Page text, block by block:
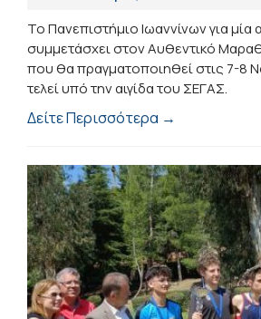
Το Πανεπιστήμιο Ιωαννίνων για μία
συμμετάσχει στον Αυθεντικό
που θα πραγματοποιηθεί στις 7-8
τελεί υπό την αιγίδα του ΣΕΓΑΣ.
Δείτε Περισσότερα →